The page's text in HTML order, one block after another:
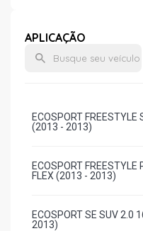
APLICAÇÃO
ECOSPORT FREESTYLE
(2013 - 2013)
ECOSPORT
FLEX (2013 - 2013)
ECOSPORT SE SUV 2.0
2013)